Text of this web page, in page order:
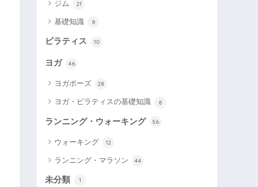
ジム 21
基礎知識 8
ピラティス 10
ヨガ 46
ヨガポーズ 28
ヨガ・ピラティスの基礎知識 8
ランニング・ウォーキング 56
ウォーキング 12
ランニング・マラソン 44
未分類 1